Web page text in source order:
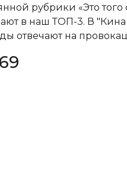
рубрики «Это
в наш ТОП-3. В
отвечают на